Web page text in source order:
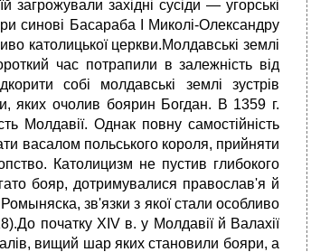
загрожували західні сусіди — угорські
синові Басараба I Миколі-Олександру
католицької церкви.Молдавські землі
час потрапили в залежність від
собі молдавські землі зустрів
яких очолив боярин Богдан. В 1359 г.
Молдавії. Однак повну самостійність
васалом польського короля, прийняти
Католицизм не пустив глибокого
бояр, дотримувалися православ'я й
зв'язки з якої стали особливо
початку XIV в. у Молдавії й Валахії
вищий шар яких становили бояри, а